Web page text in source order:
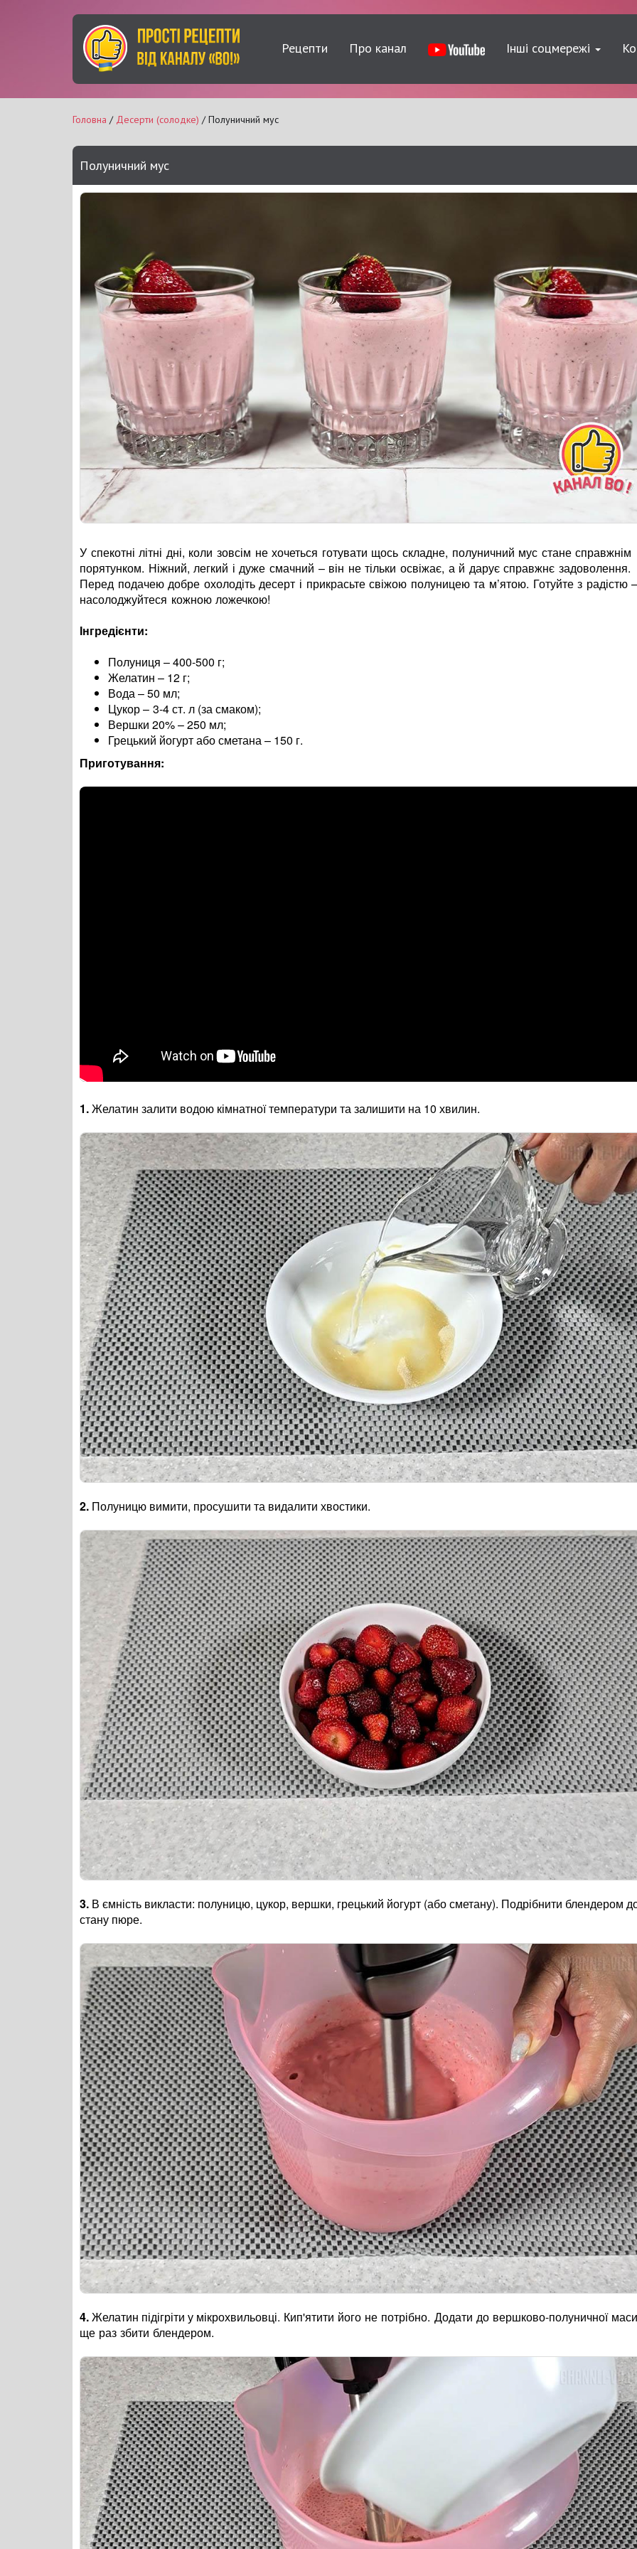
Рецепти Про канал Інші соцмережі
Головна / Десерти (солодке) / Полуничний мус
Полуничний мус
У спекотні літні дні, коли зовсім не хочеться готувати щось складне, полуничний мус стане справжнім
порятунком. Ніжний, легкий і дуже смачний – він не тільки освіжає, а й дарує справжнє задоволення.
Перед подачею добре охолодіть десерт і прикрасьте свіжою полуницею та м’ятою. Готуйте з радістю
насолоджуйтеся кожною ложечкою!
Інгредієнти:
Полуниця – 400-500 г;
Желатин – 12 г;
Вода – 50 мл;
Цукор–3-4 ст. л (за смаком);
Вершки 20% – 250 мл;
Грецький йогурт або сметана – 150 г.
Приготування:
1.Желатин залити водою кімнатної температури та залишити на 10 хвилин.
2. Полуницю вимити, просушити та видалити хвостики.
3. В ємність викласти: полуницю, цукор, вершки, грецький йогурт (або сметану). Подрібнити блендером
стану пюре.
4.Желатин підігріти у мікрохвильовці. Кип'ятити його не потрібно. Додати до вершково-полуничної
ще раз збити блендером.